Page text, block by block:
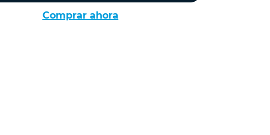
Comprar ahora